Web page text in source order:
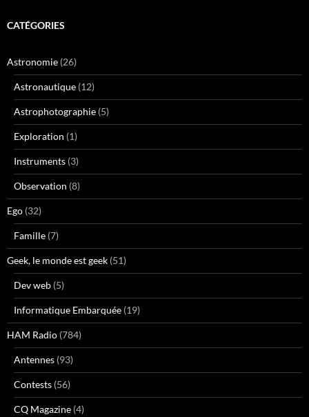
CATÉGORIES
Astronomie (26)
Astronautique (12)
Astrophotographie (5)
Exploration (1)
Instruments (3)
Observation (8)
Ego (32)
Famille (7)
Geek, le monde est geek (51)
Dev web (5)
Informatique Embarquée (19)
HAM Radio (784)
Antennes (93)
Contests (56)
CQ Magazine (4)